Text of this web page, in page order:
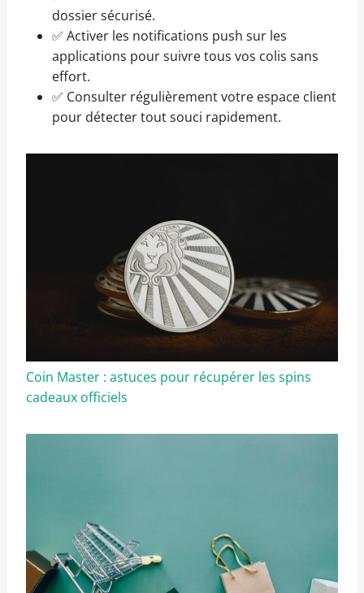
dossier sécurisé.
✅ Activer les notifications push sur les
applications pour suivre tous vos colis sans
effort.
✅ Consulter régulièrement votre espace client
pour détecter tout souci rapidement.
Coin Master : astuces pour récupérer les spins
cadeaux officiels